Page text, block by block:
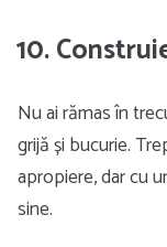
10.
Nu ai rămas în
grijă și bucurie.
apropiere, dar cu
sine.